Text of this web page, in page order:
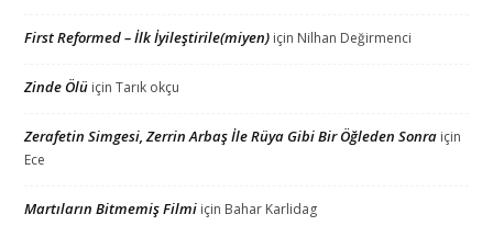
First Reformed – İlk İyileştirile(miyen) için Nilhan Değirmenci
Zinde Ölü için Tarık okçu
Zerafetin Simgesi, Zerrin Arbaş İle Rüya Gibi Bir Öğleden Sonra için
Ece
Martıların Bitmemiş Filmi için Bahar Karlidag